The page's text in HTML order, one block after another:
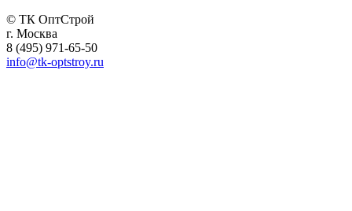
© ТК ОптСтрой
г. Москва
8 (495) 971-65-50
info@tk-optstroy.ru